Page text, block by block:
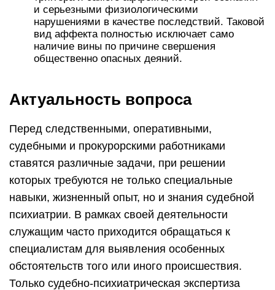
и серьезными физиологическими
нарушениями в качестве последствий. Таковой
вид аффекта полностью исключает само
наличие вины по причине свершения
общественно опасных деяний.
Актуальность вопроса
Перед следственными, оперативными,
судебными и прокурорскими работниками
ставятся различные задачи, при решении
которых требуются не только специальные
навыки, жизненный опыт, но и знания судебной
психиатрии. В рамках своей деятельности
служащим часто приходится обращаться к
специалистам для выявления особенных
обстоятельств того или иного происшествия.
Только судебно-психиатрическая экспертиза